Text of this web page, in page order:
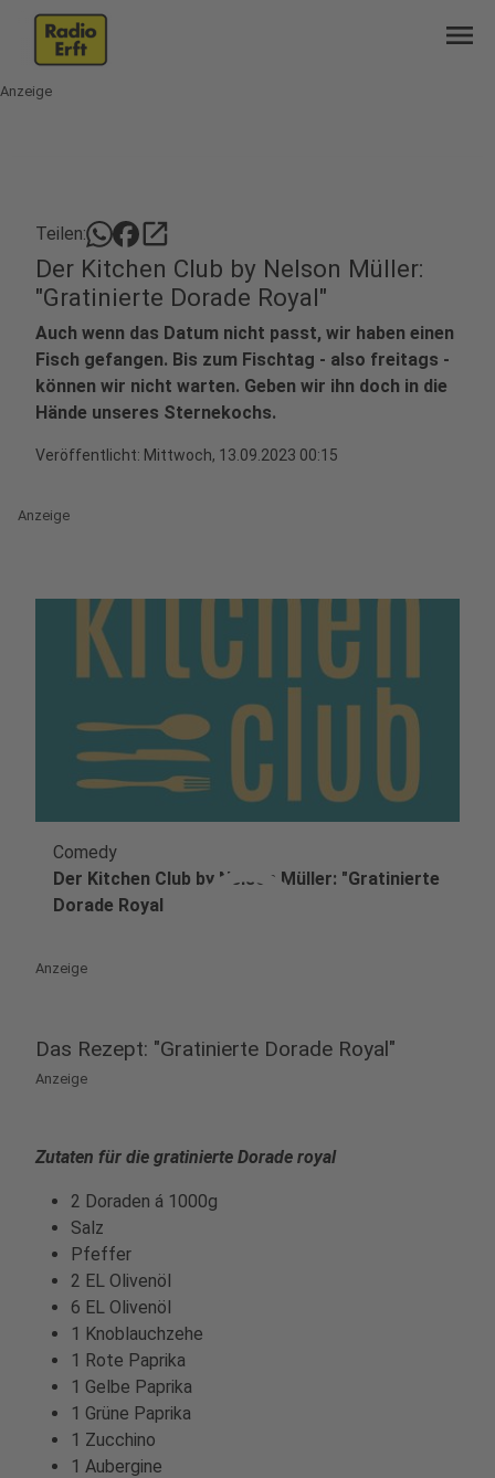
menu
Anzeige
Teilen: open_in_new
Der Kitchen Club by Nelson Müller:
"Gratinierte Dorade Royal"
Auch wenn das Datum nicht passt, wir haben einen
Fisch gefangen. Bis zum Fischtag - also freitags -
können wir nicht warten. Geben wir ihn doch in die
Hände unseres Sternekochs.
Veröffentlicht: Mittwoch, 13.09.2023 00:15
Anzeige
play_circle
Comedy
Der Kitchen Club by Nelson Müller: "Gratinierte
Dorade Royal
Anzeige
Das Rezept: "Gratinierte Dorade Royal"
Anzeige
Zutaten für die gratinierte Dorade royal
2 Doraden á 1000g
Salz
Pfeffer
2 EL Olivenöl
6 EL Olivenöl
1 Knoblauchzehe
1 Rote Paprika
1 Gelbe Paprika
1 Grüne Paprika
1 Zucchino
1 Aubergine